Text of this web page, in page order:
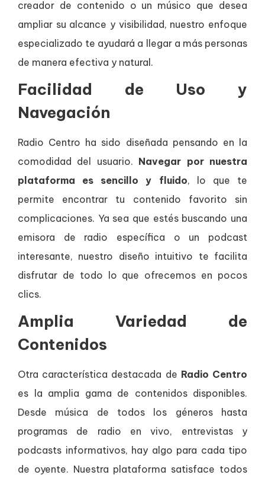
creador de contenido o un músico que desea
ampliar su alcance y visibilidad, nuestro enfoque
especializado te ayudará a llegar a más personas
de manera efectiva y natural.
Facilidad de Uso y
Navegación
Radio Centro ha sido diseñada pensando en la
comodidad del usuario. Navegar por nuestra
plataforma es sencillo y fluido, lo que te
permite encontrar tu contenido favorito sin
complicaciones. Ya sea que estés buscando una
emisora de radio específica o un podcast
interesante, nuestro diseño intuitivo te facilita
disfrutar de todo lo que ofrecemos en pocos
clics.
Amplia Variedad de
Contenidos
Otra característica destacada de Radio Centro
es la amplia gama de contenidos disponibles.
Desde música de todos los géneros hasta
programas de radio en vivo, entrevistas y
podcasts informativos, hay algo para cada tipo
de oyente. Nuestra plataforma satisface todos